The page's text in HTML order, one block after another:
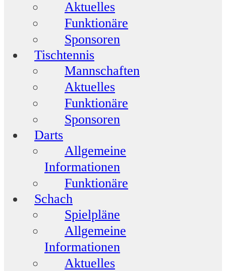
Aktuelles
Funktionäre
Sponsoren
Tischtennis
Mannschaften
Aktuelles
Funktionäre
Sponsoren
Darts
Allgemeine
Informationen
Funktionäre
Schach
Spielpläne
Allgemeine
Informationen
Aktuelles